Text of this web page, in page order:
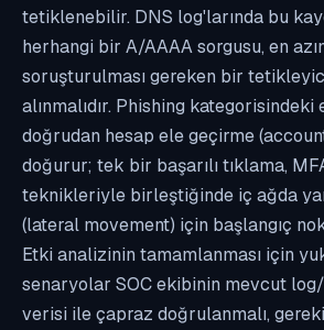
tetiklenebilir. DNS log'larında bu
herhangi bir A/AAAA sorgusu, en
soruşturulması gereken bir
alınmalıdır. Phishing kategorisindeki
doğrudan hesap ele geçirme
doğurur; tek bir başarılı tıklama,
teknikleriyle birleştiğinde iç ağda
(lateral movement) için başlangıç
Etki analizinin tamamlanması için
senaryolar SOC ekibinin mevcut
verisi ile çapraz doğrulanmalı,